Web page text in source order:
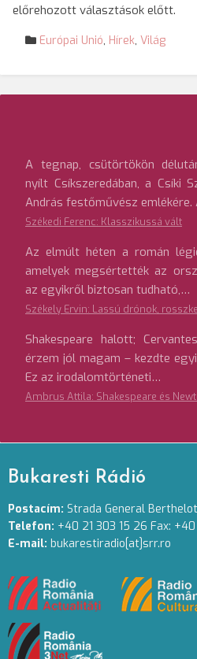
előrehozott választások előtt.
Európai Unió, Hírek, Világ
A tegnap, csütörtökön
nyílt Csíkszeredában, a Csíki
András festőművész
Székedi Ferenc: Klasszikussá vált
Az elmúlt héten a román
amelyek megsértették az
az egyikről biztosan tudható,…
Székely Ervin: Lassú drónok,
Shakespeare halott;
érzem jól magam – kezdte
Ez az irodalomtörténeti…
Ambrus Attila: Shakespeare és
Bukaresti Rádió
Postacím: Strada General
Telefon: +40 21 303 15 26 Fax:
E-mail: bukarestiradio[at]srr.ro